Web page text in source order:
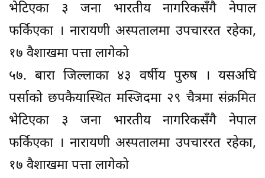
भेटिएका ३ जना भारतीय नागरिकसँगै नेपाल
फर्किएका । नारायणी अस्पतालमा उपचाररत रहेका,
१७ वैशाखमा पत्ता लागेको
५७. बारा जिल्लाका ४३ वर्षीय पुरुष । यसअघि
पर्साको छपकैयास्थित मस्जिदमा २९ चैत्रमा संक्रमित
भेटिएका ३ जना भारतीय नागरिकसँगै नेपाल
फर्किएका । नारायणी अस्पतालमा उपचाररत रहेका,
१७ वैशाखमा पत्ता लागेको